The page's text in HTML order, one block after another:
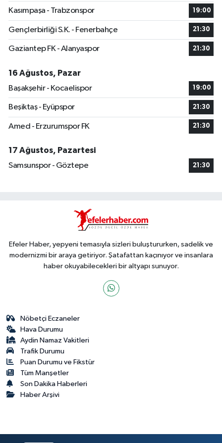
Kasımpaşa - Trabzonspor 19:00
Gençlerbirliği S.K. - Fenerbahçe 21:30
Gaziantep FK - Alanyaspor 21:30
16 Ağustos, Pazar
Başakşehir - Kocaelispor
19:00
Beşiktaş - Eyüpspor 21:30
Amed - Erzurumspor FK 21:30
17 Ağustos, Pazartesi
Samsunspor - Göztepe
21:30
Efeler Haber, yepyeni temasıyla sizleri buluştururken, sadelik ve
modernizmi bir araya getiriyor. Şatafattan kaçınıyor ve insanlara
haber okuyabilecekleri bir altyapı sunuyor.
Nöbetçi Eczaneler
Hava Durumu
Aydin Namaz Vakitleri
Trafik Durumu
Puan Durumu ve Fikstür
Tüm Manşetler
Son Dakika Haberleri
Haber Arşivi